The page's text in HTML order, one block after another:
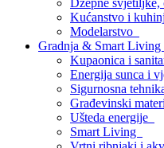
Džepne svjetiljke,
Kućanstvo i
Modelarstvo
Gradnja & Smart Living
Kupaonica i
Energija sunca i
Sigurnosna
Građevinski
Ušteda energije
Smart Living